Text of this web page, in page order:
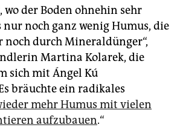
wo der Boden ohnehin sehr
nur noch ganz wenig Humus, die
noch durch Mineraldünger“,
Martina Kolarek, die
sich mit Ángel Kú
bräuchte ein radikales
mehr Humus mit vielen
aufzubauen.“